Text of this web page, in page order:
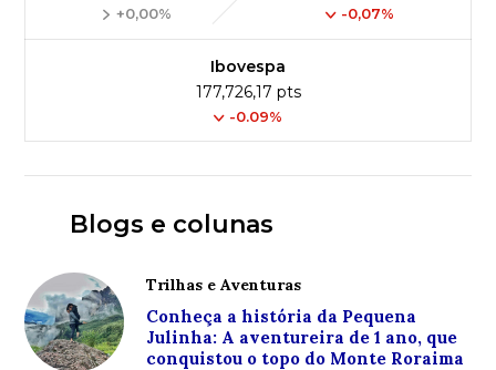
+0,00% -0,07%
Ibovespa
177,726,17 pts
-0.09%
Blogs e colunas
Trilhas e Aventuras
Conheça a história da Pequena
Julinha: A aventureira de 1 ano, que
conquistou o topo do Monte Roraima